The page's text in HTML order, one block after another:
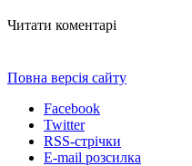
Читати коментарі
Повна версія сайту
Facebook
Twitter
RSS-стрічки
E-mail розсилка